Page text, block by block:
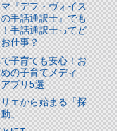
『デフ・ヴォイス
手話通訳士』でも
手話通訳士ってど
仕事？
子育ても安心！お
の子育てメディ
プリ5選
エから始まる「探
」